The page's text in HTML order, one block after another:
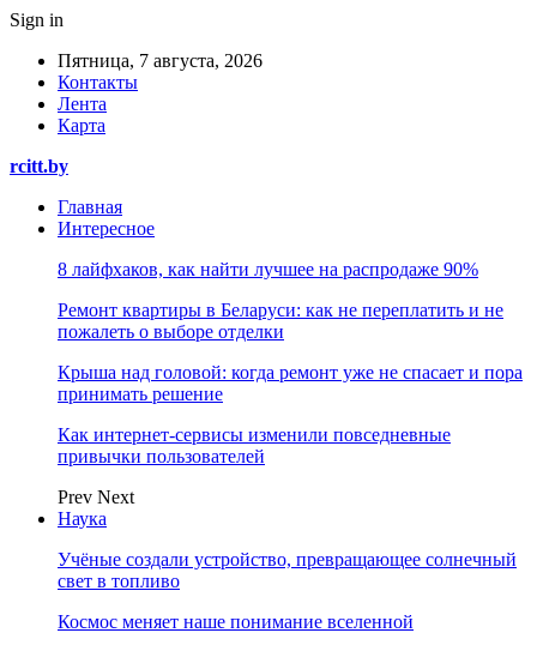
Sign in
Пятница, 7 августа, 2026
Контакты
Лента
Карта
rcitt.by
Главная
Интересное
8 лайфхаков, как найти лучшее на распродаже 90%
Ремонт квартиры в Беларуси: как не переплатить и не
пожалеть о выборе отделки
Крыша над головой: когда ремонт уже не спасает и пора
принимать решение
Как интернет-сервисы изменили повседневные
привычки пользователей
Prev Next
Наука
Учёные создали устройство, превращающее солнечный
свет в топливо
Космос меняет наше понимание вселенной